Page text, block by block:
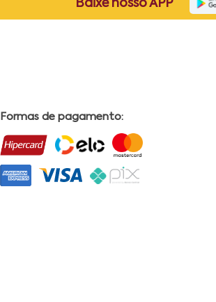
Baixe nosso APP
Formas de pagamento: